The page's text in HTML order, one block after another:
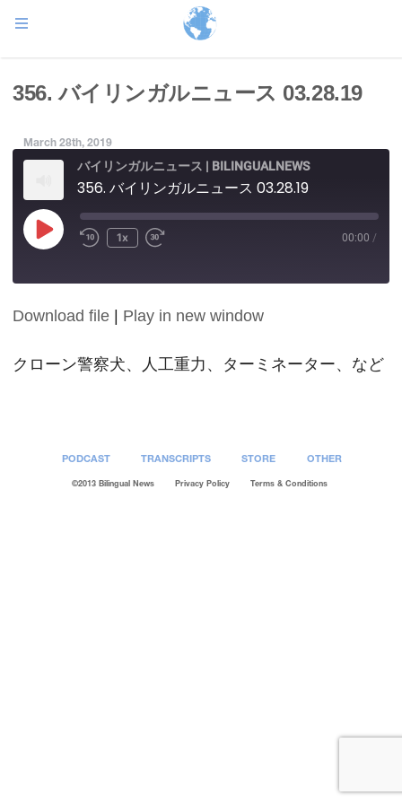
356. バイリンガルニュース 03.28.19
March 28th, 2019
バイリンガルニュース | BILINGUALNEWS
356. バイリンガルニュース 03.28.19
Play
Episode
1x 00:00 /
SHARE
LINK
Download file Play in new window
クローン警察犬、人工重力、ターミネーター、など
PODCAST TRANSCRIPTS STORE OTHER
©2013 Bilingual News Privacy Policy Terms & Conditions